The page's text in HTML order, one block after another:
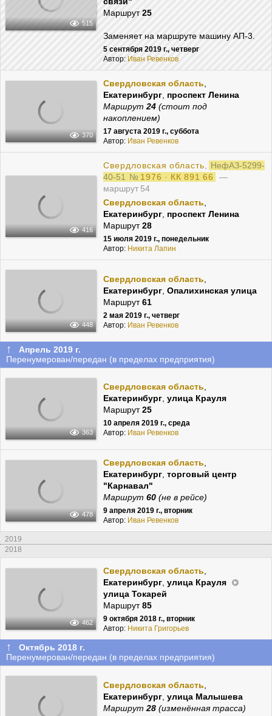
515
Маршрут25
Заменяет на маршруте машину АП-3.
5 сентября 2019 г., четверг
Автор: Иван Ревенков
370
Свердловская область,
Екатеринбург, проспект Ленина
Маршрут24(стоит под
накоплением)
17 августа 2019 г., суббота
Автор: Иван Ревенков
416
Свердловская область, НефАЗ-5299-
40-51 № 1976 · КК 891 66
—
маршрут 54
Свердловская область,
Екатеринбург, проспект Ленина
Маршрут28
15 июля 2019 г., понедельник
Автор: Никита Лапин
448
Свердловская область
Екатеринбург, Опалихинская улица
Маршрут61
2 мая 2019 г., четверг
Автор: Иван Ревенков
↑
Апрель 2019 г.
Перенумерован/передан (в пределах предприятия)
363
Свердловская область
Екатеринбург, улица Крауля
Маршрут25
10 апреля 2019 г., среда
Автор: Иван Ревенков
478
Свердловская область,
Екатеринбург, торговый центр
"Карнавал"
Маршрут 60(не в рейсе)
9 апреля 2019 г., вторник
Автор: Иван Ревенков
2019
2018
462
Свердловская область,
Екатеринбург, улица Крауля
улица Токарей
Маршрут85
9 октября 2018 г., вторник
Автор: Никита Григорьев
↑
Октябрь 2018 г.
Перенумерован/передан (в пределах предприятия)
Свердловская область
Екатеринбург, улица Малышева
Маршрут 28(изменённая трасса)